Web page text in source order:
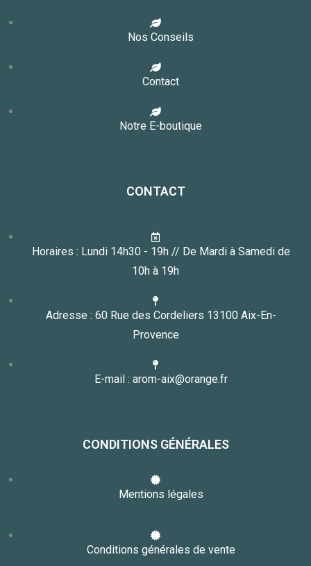
Nos Conseils
Contact
Notre E-boutique
CONTACT
Horaires : Lundi 14h30 - 19h // De Mardi à Samedi de
10h à 19h
Adresse : 60 Rue des Cordeliers 13100 Aix-En-
Provence
E-mail : arom-aix@orange.fr
CONDITIONS GÉNÉRALES
Mentions légales
Conditions générales de vente